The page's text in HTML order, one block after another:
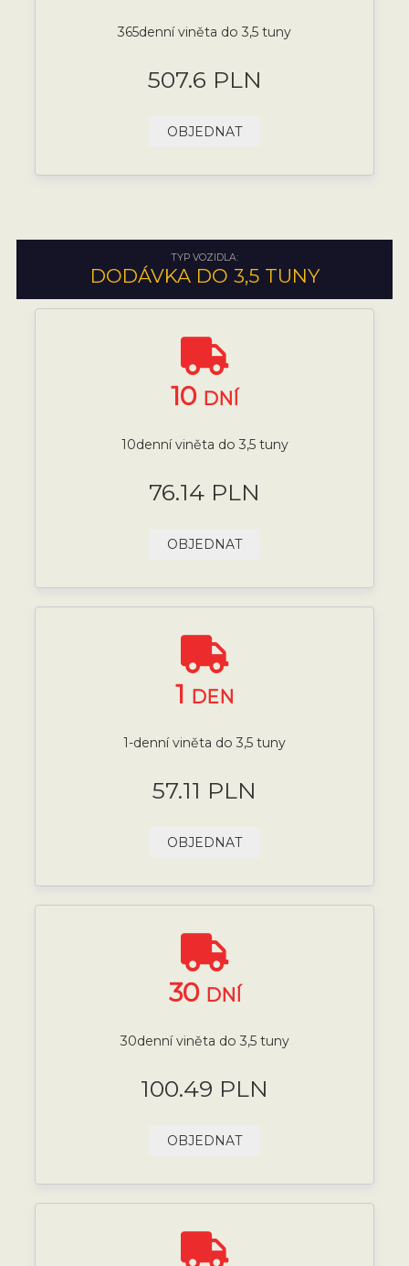
365denní viněta do 3,5 tuny
507.6 PLN
OBJEDNAT
TYP VOZIDLA:
DODÁVKA DO 3,5 TUNY
10 DNÍ
10denní viněta do 3,5 tuny
76.14 PLN
OBJEDNAT
1 DEN
1-denní viněta do 3,5 tuny
57.11 PLN
OBJEDNAT
30 DNÍ
30denní viněta do 3,5 tuny
100.49 PLN
OBJEDNAT